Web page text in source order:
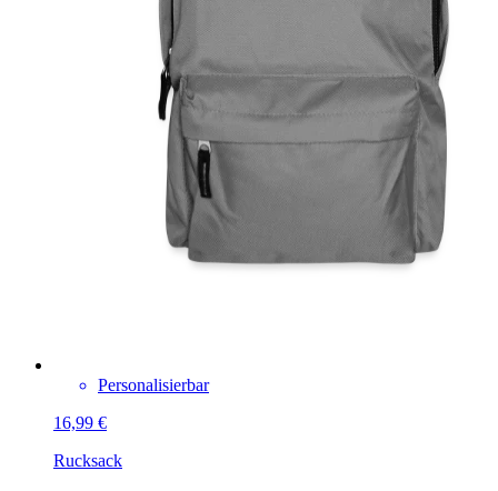
Personalisierbar
16,99 €
Rucksack